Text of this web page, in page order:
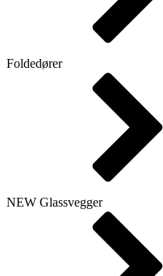
Foldedører
NEW Glassvegger